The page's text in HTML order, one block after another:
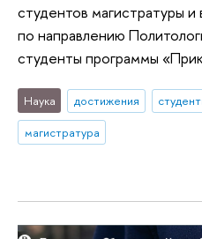
студентов магистратуры
по направлению
студенты программы
Наука достижения
магистратура